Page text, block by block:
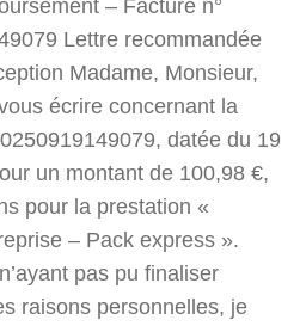
– Facture n°
Lettre recommandée
Madame, Monsieur,
écrire concernant la
datée du 19
un montant de 100,98 €,
pour la prestation «
– Pack express ».
pas pu finaliser
raisons personnelles, je